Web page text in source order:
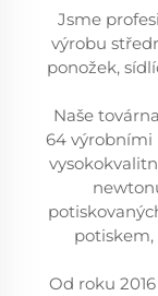
Jsme
výrobu
ponožek,
Naše
64 výrobními
potiskem,
Od roku